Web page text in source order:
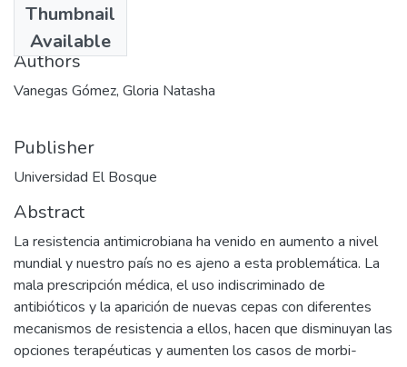
Thumbnail
Available
2011-09-13
Authors
Vanegas Gómez, Gloria Natasha
Publisher
Universidad El Bosque
Abstract
La resistencia antimicrobiana ha venido en aumento a nivel
mundial y nuestro país no es ajeno a esta problemática. La
mala prescripción médica, el uso indiscriminado de
antibióticos y la aparición de nuevas cepas con diferentes
mecanismos de resistencia a ellos, hacen que disminuyan las
opciones terapéuticas y aumenten los casos de morbi-